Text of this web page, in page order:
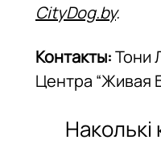
CityDog.by.
Контакты:Тони
Центра “Живая
Наколькі